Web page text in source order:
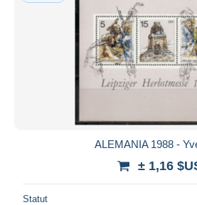
ALEMANIA 1988 -
± 1,16
Statut